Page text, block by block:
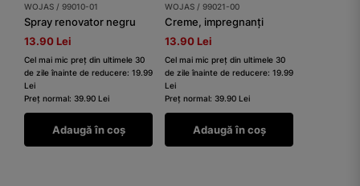
WOJAS / 99010-01
Spray renovator negru
13.90 Lei
Cel mai mic preț din ultimele 30
de zile înainte de reducere: 19.99
Lei
Preț normal: 39.90 Lei
Adaugă în coș
WOJAS / 99021-00
Creme, impregnanți
13.90 Lei
Cel mai mic preț din ultimele 30
de zile înainte de reducere: 19.99
Lei
Preț normal: 39.90 Lei
Adaugă în coș